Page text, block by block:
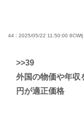
44 : 2025/05/22 11:50:00 8CWfj
>>39
外国の物価や年収
円が適正価格